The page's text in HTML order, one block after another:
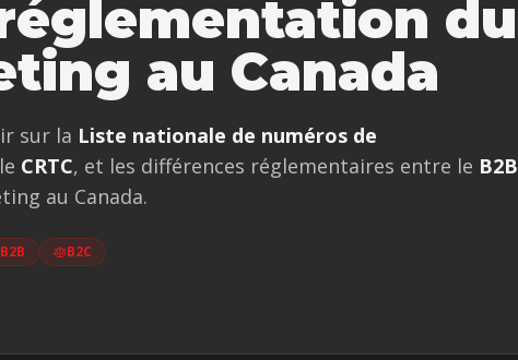
du
au Canada
sur la Liste nationale de numéros de
CRTC, et les différences réglementaires entre le B2B
au Canada.
B2B B2C